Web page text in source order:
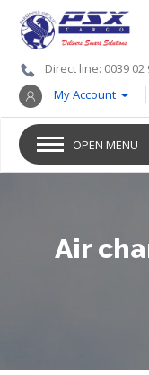
Direct line: 0039 02
My Account
OPEN MENU
Air